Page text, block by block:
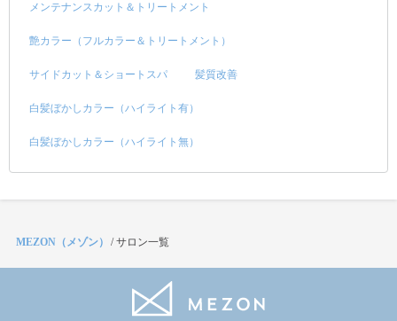
メンテナンスカット＆トリートメント
艶カラー（フルカラー＆トリートメント）
サイドカット＆ショートスパ 髪質改善
白髪ぼかしカラー（ハイライト有）
白髪ぼかしカラー（ハイライト無）
MEZON（メゾン） /サロン一覧